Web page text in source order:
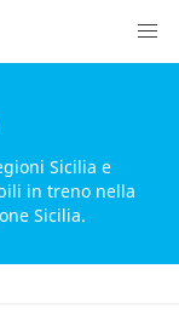
Sicilia e
in treno nella
Sicilia.